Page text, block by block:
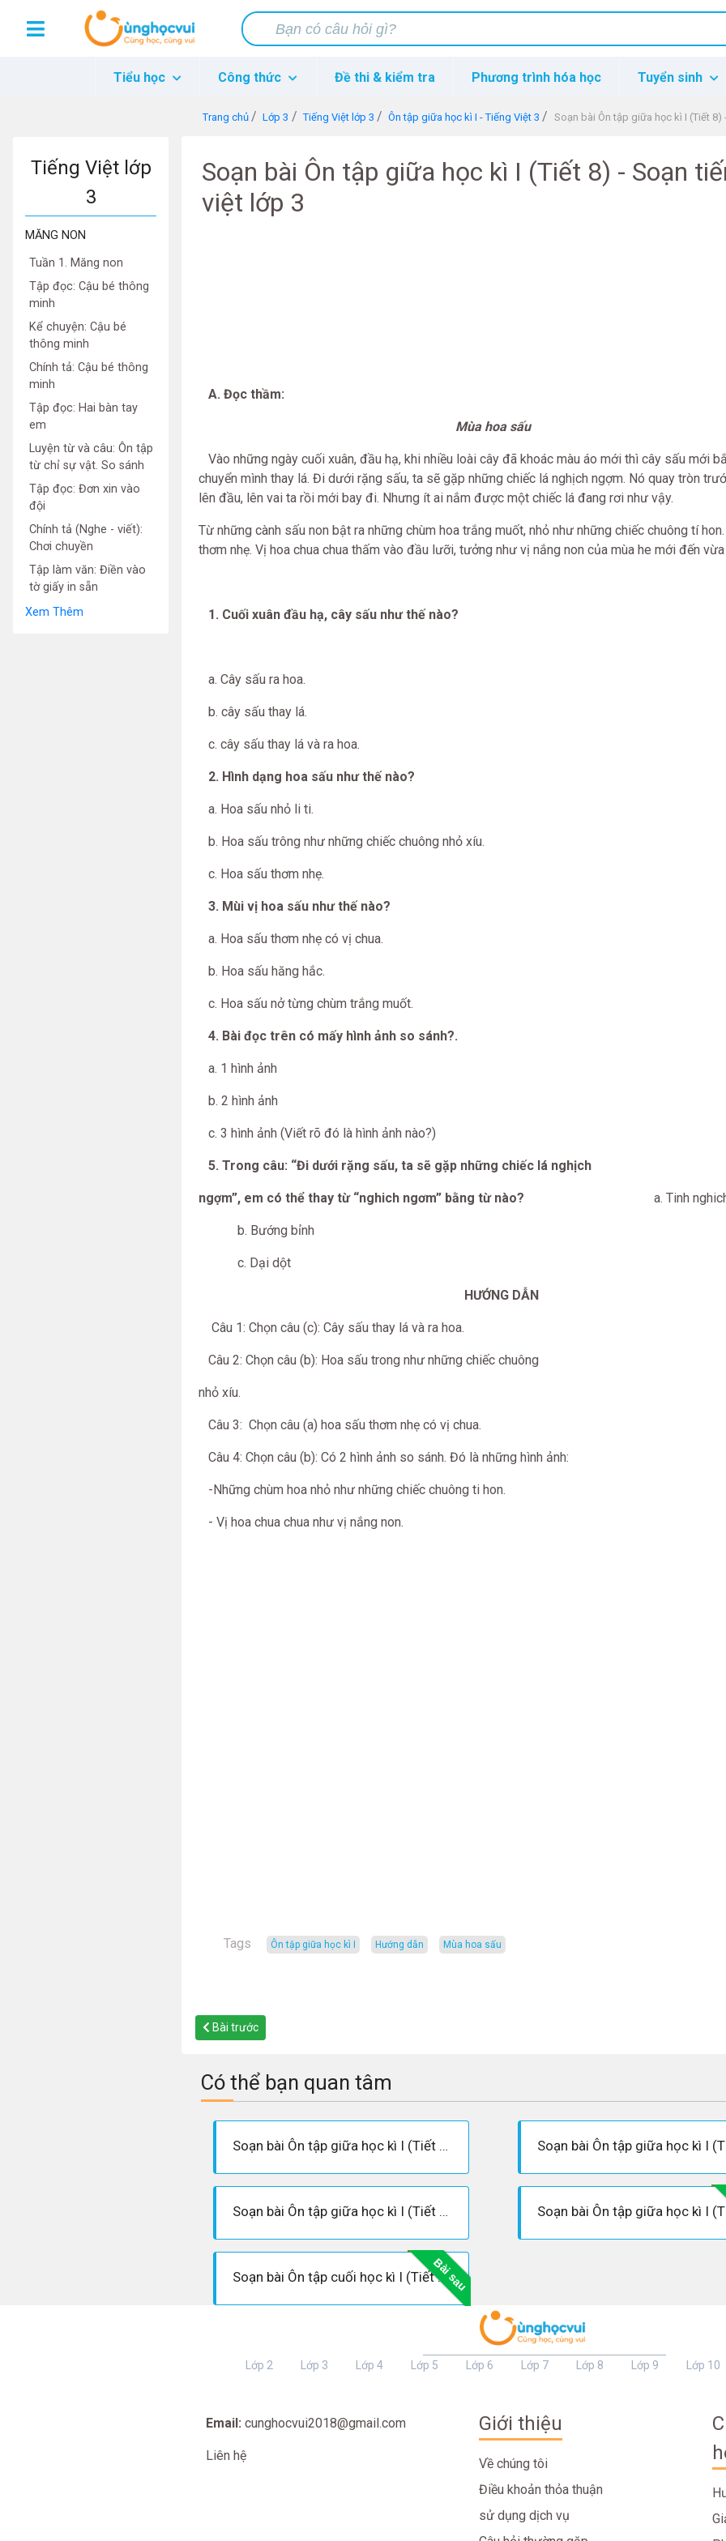
Tiểu học Công thức Đề thi & kiểm tra Phương trình hóa học Tuyển sinh
Trang chủ Lớp 3 Tiếng Việt lớp 3 Ôn tập giữa học kì I - Tiếng Việt 3 Soạn bài Ôn tập giữa học kì I (Tiết 8)
Tiếng Việt lớp
3
MĂNG NON
Tuần 1. Măng non
Tập đọc: Cậu bé thông
minh
Kể chuyện: Cậu bé
thông minh
Chính tả: Cậu bé thông
minh
Tập đọc: Hai bàn tay
em
Luyện từ và câu: Ôn tập
từ chỉ sự vật. So sánh
Tập đọc: Đơn xin vào
đội
Chính tả (Nghe - viết):
Chơi chuyền
Tập làm văn: Điền vào
tờ giấy in sẵn
Xem Thêm
Soạn bài Ôn tập giữa học kì I (Tiết 8) - Soạn
việt lớp 3
A. Đọc thầm:
Mùa hoa sấu
Vào những ngày cuối xuân, đầu hạ, khi nhiều loài cây đã khoác màu áo mới thì cây sấu mới
chuyển mình thay lá. Đi dưới rặng sấu, ta sẽ gặp những chiếc lá nghịch ngợm. Nó quay tròn
lên đầu, lên vai ta rồi mới bay đi. Nhưng ít ai nắm được một chiếc lá đang rơi như vậy.
Từ những cành sấu non bật ra những chùm hoa trắng muốt, nhỏ như những chiếc chuông tí
thơm nhẹ. Vị hoa chua chua thấm vào đầu lưỡi, tưởng như vị nắng non của mùa he mới đến
1. Cuối xuân đầu hạ, cây sấu như thế nào?
a. Cây sấu ra hoa.
b. cây sấu thay lá.
c. cây sấu thay lá và ra hoa.
2. Hình dạng hoa sấu như thế nào?
a. Hoa sấu nhỏ li ti.
b. Hoa sấu trông như những chiếc chuông nhỏ xíu.
c. Hoa sấu thơm nhẹ.
3. Mùi vị hoa sấu như thế nào?
a. Hoa sấu thơm nhẹ có vị chua.
b. Hoa sấu hăng hắc.
c. Hoa sấu nở từng chùm trắng muốt.
4. Bài đọc trên có mấy hình ảnh so sánh?.
a. 1 hình ảnh
b. 2 hình ảnh
c. 3 hình ảnh (Viết rõ đó là hình ảnh nào?)
5. Trong câu: “Đi dưới rặng sấu, ta sẽ gặp những chiếc lá nghịch
ngợm”, em có thể thay từ “nghich ngơm” bằng từ nào? a. Tinh
b. Bướng bỉnh
c. Dại dột
HƯỚNG DẪN
Câu 1: Chọn câu (c): Cây sấu thay lá và ra hoa.
Câu 2: Chọn câu (b): Hoa sấu trong như những chiếc chuông
nhỏ xíu.
Câu 3: Chọn câu (a) hoa sấu thơm nhẹ có vị chua.
Câu 4: Chọn câu (b): Có 2 hình ảnh so sánh. Đó là những hình ảnh:
-Những chùm hoa nhỏ như những chiếc chuông ti hon.
- Vị hoa chua chua như vị nắng non.
Tags Ôn tập giữa học kì I Hướng dẫn mùa hoa sấu
Bài trước
Có thể bạn quan tâm
Soạn bài Ôn tập giữa học kì I (Tiết 4) - Soạn tiếng việt lớp 3
Soạn bài Ôn tập giữa học kì I (Tiết 6) - Soạn tiếng việt lớp 3
Bài sau
Soạn bài Ôn tập cuối học kì I (Tiết 3) - Soạn tiếng việt lớp 3
Lớp 2 Lớp 3 Lớp 4 Lớp 5 Lớp 6 Lớp 7 Lớp 8 Lớp 9 Lớp 10
Email: cunghocvui2018@gmail.com
Liên hệ
Giới thiệu
Về chúng tôi
Điều khoản thỏa thuận
sử dụng dịch vụ